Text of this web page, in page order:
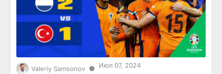
Valeriy Samsonov ● Июл 07, 2024